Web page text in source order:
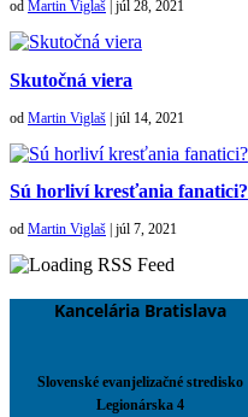
od Martin Viglaš júl 28, 2021
Skutočná viera
od Martin Viglaš | júl 14, 2021
Sú horliví kresťania fanatici?
od Martin Viglaš júl 7, 2021
Kancelária Bratislava
Slovenské evanjelizačné stredisko
Legionárska 4